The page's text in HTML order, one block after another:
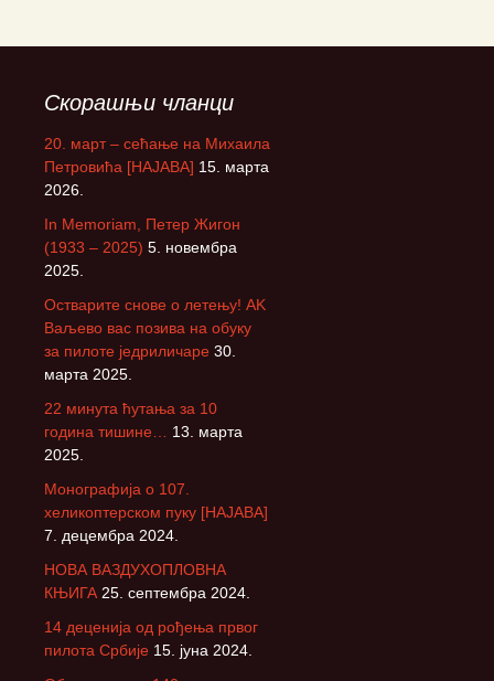
Скорашњи чланци
20. март – сећање на Михаила
Петровића [НАЈАВА] 15. марта
2026.
In Memoriam, Петер Жигон
(1933 – 2025) 5. новембра
2025.
Остварите снове о летењу! АK
Ваљево вас позива на обуку
за пилоте једриличаре 30.
марта 2025.
22 минута ћутања за 10
година тишине…
13. марта
2025.
Монографија о 107.
хеликоптерском пуку [НАЈАВА]
7. децембра 2024.
НОВА ВАЗДУХОПЛОВНА
КЊИГА 25. септембра 2024.
14 деценија од рођења првог
пилота Србије 15. јуна 2024.